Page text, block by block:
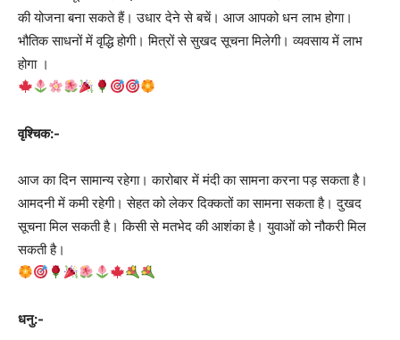
की योजना बना सकते हैं। उधार देने से बचें। आज आपको धन लाभ होगा।
भौतिक साधनों में वृद्धि होगी। मित्रों से सुखद सूचना मिलेगी। व्यवसाय में लाभ
होगा ।
वृश्चिक:-
आज का दिन सामान्य रहेगा। कारोबार में मंदी का सामना करना पड़ सकता है।
आमदनी में कमी रहेगी। सेहत को लेकर दिक्कतों का सामना सकता है। दुखद
सूचना मिल सकती है। किसी से मतभेद की आशंका है। युवाओं को नौकरी मिल
सकती है।
धनु:-